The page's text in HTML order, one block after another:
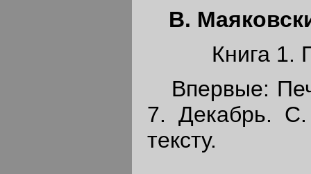
В.
Книга 1.
Впервые:
7. Декабрь. С.
тексту.